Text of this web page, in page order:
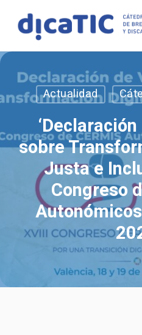
main
content
Actualidad
sobre
Justa e
Congreso